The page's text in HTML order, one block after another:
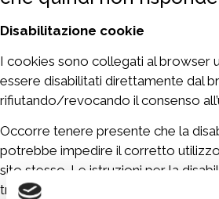
Disabilitazione cookie
I cookies sono collegati al browser
essere disabilitati direttamente dal
rifiutando/revocando il consenso
Occorre tenere presente che la
potrebbe impedire il corretto
sito stesso. Le istruzioni per la
trovano alle seguenti pagine web: